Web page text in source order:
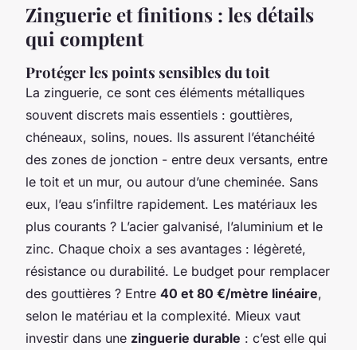
Zinguerie et finitions : les détails
qui comptent
Protéger les points sensibles du toit
La zinguerie, ce sont ces éléments métalliques
souvent discrets mais essentiels : gouttières,
chéneaux, solins, noues. Ils assurent l’étanchéité
des zones de jonction - entre deux versants, entre
le toit et un mur, ou autour d’une cheminée. Sans
eux, l’eau s’infiltre rapidement. Les matériaux les
plus courants ? L’acier galvanisé, l’aluminium et le
zinc. Chaque choix a ses avantages : légèreté,
résistance ou durabilité. Le budget pour remplacer
des gouttières ? Entre 40 et 80 €/mètre linéaire,
selon le matériau et la complexité. Mieux vaut
investir dans une zinguerie durable : c’est elle qui